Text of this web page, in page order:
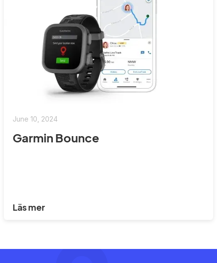
June 10, 2024
Garmin Bounce
Läs mer